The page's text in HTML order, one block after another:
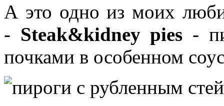
А это одно из моих
- Steak&kidney pies -
почками в особенном